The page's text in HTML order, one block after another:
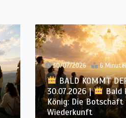
30/07/2026 6
BALD KOMMT
30.07.2026 |
Bald
König: Die
Wiederkunft